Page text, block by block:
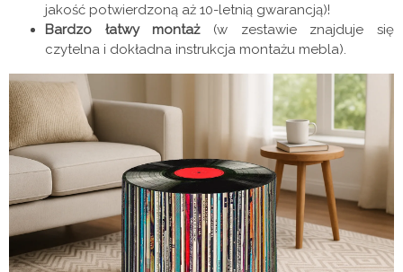
jakość potwierdzoną aż 10-letnią gwarancją)!
Bardzo łatwy montaż(w zestawie znajduje się
czytelna i dokładna instrukcja montażu mebla).